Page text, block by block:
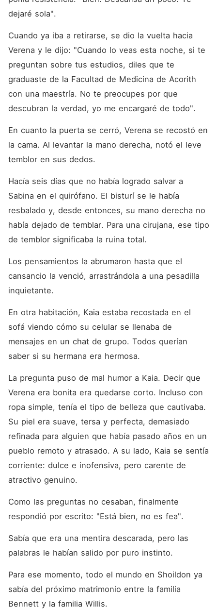
dejaré sola".
Cuando ya iba a retirarse, se dio la vuelta hacia
Verena y le dijo: "Cuando lo veas esta noche, si te
preguntan sobre tus estudios, diles que te
graduaste de la Facultad de Medicina de Acorith
con una maestría. No te preocupes por que
descubran la verdad, yo me encargaré de todo".
En cuanto la puerta se cerró, Verena se recostó en
la cama. Al levantar la mano derecha, notó el leve
temblor en sus dedos.
Hacía seis días que no había logrado salvar a
Sabina en el quirófano. El bisturí se le había
resbalado y, desde entonces, su mano derecha no
había dejado de temblar. Para una cirujana, ese tipo
de temblor significaba la ruina total.
Los pensamientos la abrumaron hasta que el
cansancio la venció, arrastrándola a una pesadilla
inquietante.
En otra habitación, Kaia estaba recostada en el
sofá viendo cómo su celular se llenaba de
mensajes en un chat de grupo. Todos querían
saber si su hermana era hermosa.
La pregunta puso de mal humor a Kaia. Decir que
Verena era bonita era quedarse corto. Incluso con
ropa simple, tenía el tipo de belleza que cautivaba.
Su piel era suave, tersa y perfecta, demasiado
refinada para alguien que había pasado años en un
pueblo remoto y atrasado. A su lado, Kaia se sentía
corriente: dulce e inofensiva, pero carente de
atractivo genuino.
Como las preguntas no cesaban, finalmente
respondió por escrito: "Está bien, no es fea".
Sabía que era una mentira descarada, pero las
palabras le habían salido por puro instinto.
Para ese momento, todo el mundo en Shoildon ya
sabía del próximo matrimonio entre la familia
Bennett y la familia Willis.